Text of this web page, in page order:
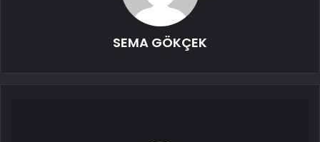
SEMA GÖKÇEK